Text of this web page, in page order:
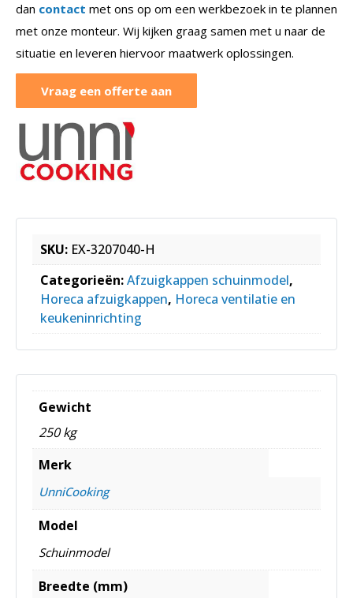
dan contact met ons op om een werkbezoek in te plannen
met onze monteur. Wij kijken graag samen met u naar de
situatie en leveren hiervoor maatwerk oplossingen.
Vraag een offerte aan
SKU: EX-3207040-H
Categorieën:Afzuigkappen schuinmodel,
Horeca afzuigkappen, Horeca ventilatie en
keukeninrichting
Gewicht
250 kg
Merk
UnniCooking
Model
Schuinmodel
Breedte (mm)